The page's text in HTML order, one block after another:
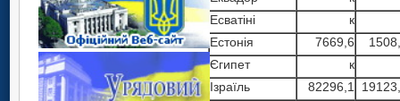
Есватіні
к
Естонiя
7669,6
Єгипет
к
Iзраїль
82296,1